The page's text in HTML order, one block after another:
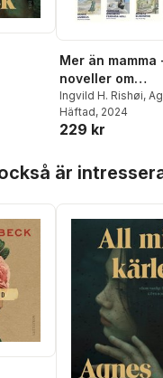
antal röster:
Mer än mamma
noveller om
moderskap
Ingvild H. Rishøi,
Klingspor,Agnes
Caroline Ringskog
Häftad, 2024
229 kr
är